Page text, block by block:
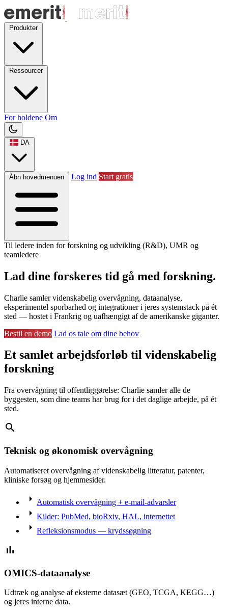
Produkter
Ressourcer
For holdene Om
DA
Åbn hovedmenuen Log ind Start gratis
Til ledere inden for forskning og udvikling (R&D), UMR og
teamledere
Lad dine forskeres tid gå med forskning.
Charlie samler videnskabelig overvågning, dataanalyse,
eksperimentel sporbarhed og integrationer i jeres systemstack på ét
sted — hostet i Frankrig og uafhængigt af de amerikanske giganter.
Bestil en demo Lad os tale om dine behov
Et samlet arbejdsforløb til videnskabelig
forskning
Fra overvågning til offentliggørelse: Charlie samler alle de
byggesten, som dine teams har brug for i det daglige arbejde, på ét
sted.
search
Teknisk og økonomisk overvågning
Automatiseret overvågning af videnskabelig litteratur, patenter,
kliniske forsøg og hjemmesider.
arrow_right Automatisk overvågning + e-mail-advarsler
arrow_right Kilder: PubMed, bioRxiv, HAL, internettet
arrow_right Refleksionsmodus — krydssøgning
bar_chart
OMICS-dataanalyse
Udtræk og analyse af eksterne datasæt (GEO, TCGA, KEGG…)
og jeres interne data.